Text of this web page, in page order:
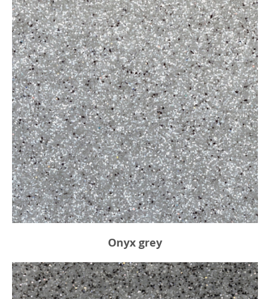
Onyx grey